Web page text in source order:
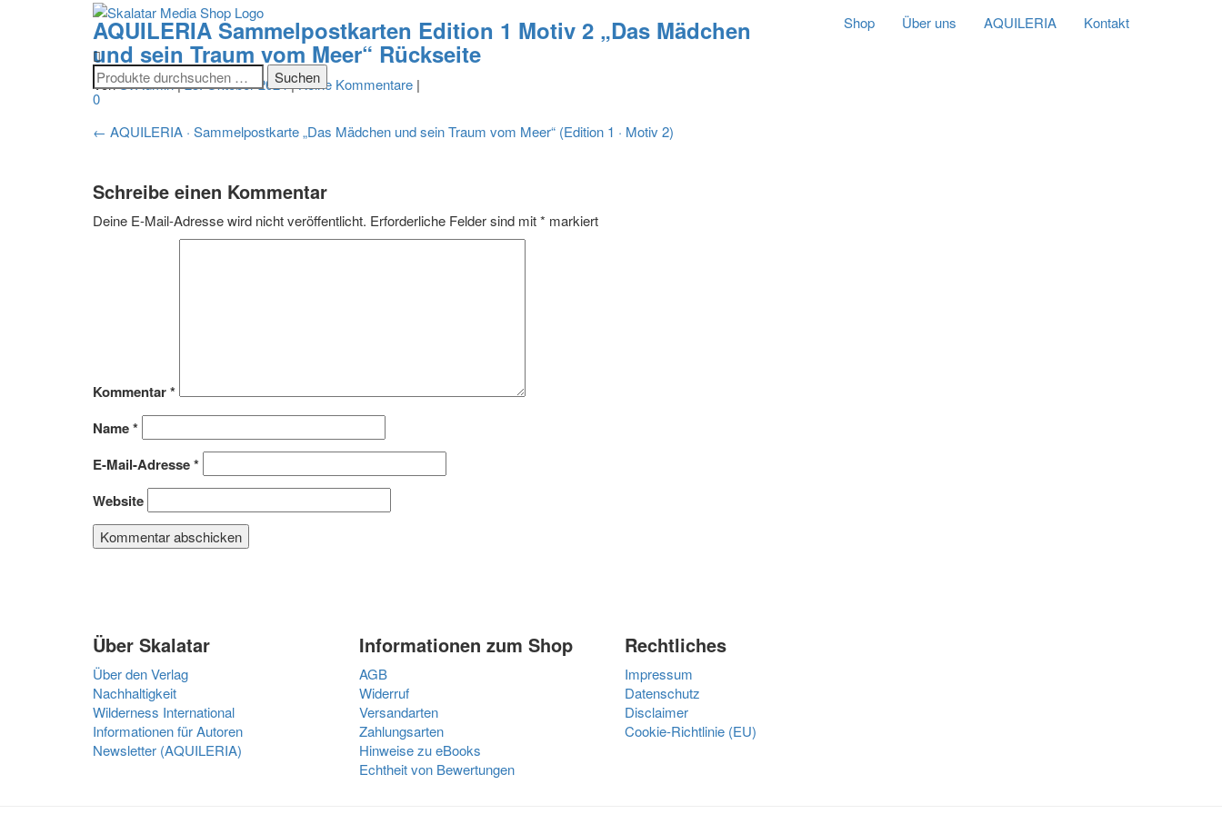
Shop Über uns AQUILERIA Kontakt
0
AQUILERIA Sammelpostkarten Edition 1 Motiv 2 „Das Mädchen
und sein Traum vom Meer“ Rückseite
VonSvAdmin|23. Oktober 2024|Keine Kommentare |
Beitragsnavigation
← AQUILERIA · Sammelpostkarte „Das Mädchen und sein Traum vom Meer“ (Edition 1 · Motiv 2)
Schreibe einen Kommentar
Deine E-Mail-Adresse wird nicht veröffentlicht. Erforderliche Felder sind mit* markiert
Kommentar*
Name*
E-Mail-Adresse*
Website
Über Skalatar
Über den Verlag
Nachhaltigkeit
Wilderness International
Informationen für Autoren
Newsletter (AQUILERIA)
Informationen zum Shop
AGB
Widerruf
Versandarten
Zahlungsarten
Hinweise zu eBooks
Echtheit von Bewertungen
Rechtliches
Impressum
Datenschutz
Disclaimer
Cookie-Richtlinie (EU)